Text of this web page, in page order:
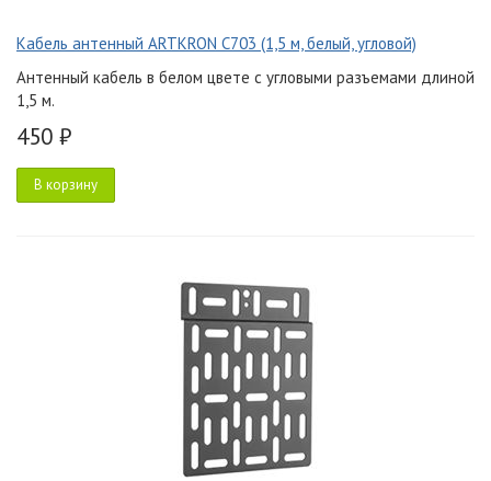
Кабель антенный ARTKRON C703 (1,5 м, белый, угловой)
Антенный кабель в белом цвете с угловыми разъемами длиной
1,5 м.
450 ₽
В корзину